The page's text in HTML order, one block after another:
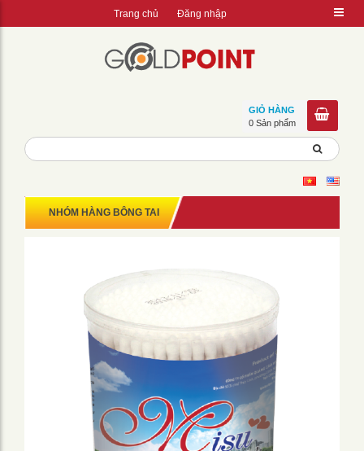
Trang chủ Đăng nhập
GIỎ HÀNG
0 Sản phẩm
NHÓM HÀNG BÔNG TAI